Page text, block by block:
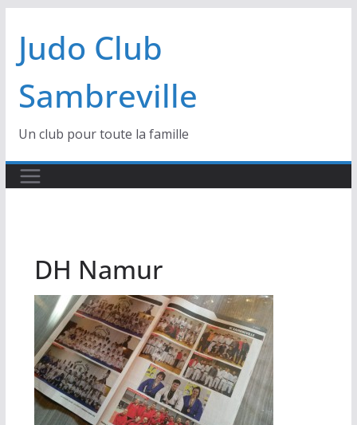
contenu
Judo Club
Sambreville
Un club pour toute la famille
DH Namur